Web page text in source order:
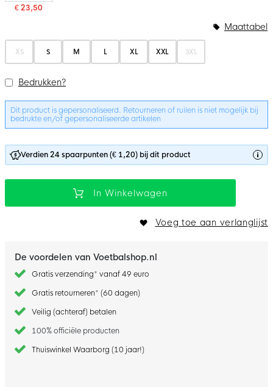
€ 23,50
Maattabel
XS S M L XL XXL 3XL
Bedrukken?
Dit product is gepersonaliseerd. Retourneren of ruilen is niet mogelijk bij
bedrukte en/of gepersonaliseerde artikelen
Verdien 24 spaarpunten (€ 1,20) bij dit product
In Winkelwagen
Voeg toe aan verlanglijst
De voordelen van Voetbalshop.nl
Gratis verzending* vanaf 49 euro
Gratis retourneren* (60 dagen)
Veilig (achteraf) betalen
100% officiële producten
Thuiswinkel Waarborg (10 jaar!)